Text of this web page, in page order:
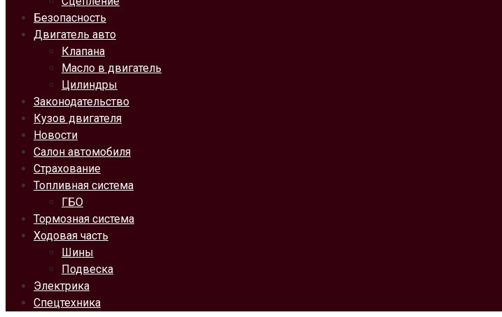
Безопасность
Двигатель авто
Клапана
Масло в двигатель
Цилиндры
Законодательство
Кузов двигателя
Новости
Салон автомобиля
Страхование
Топливная система
ГБО
Тормозная система
Ходовая часть
Шины
Подвеска
Электрика
Спецтехника